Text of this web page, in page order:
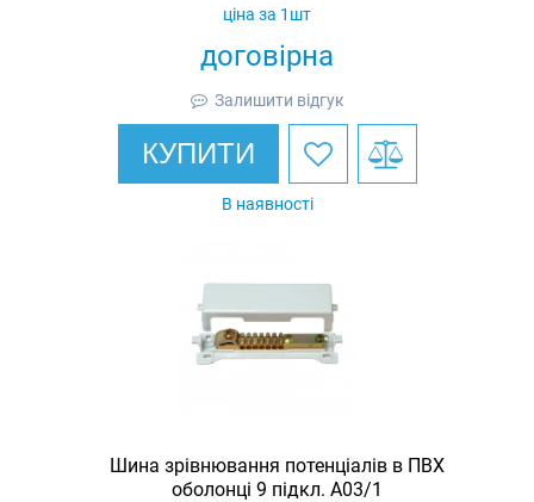
договірна
ціна за 1шт
Залишити відгук
КУПИТИ
В наявності
Шина зрівнювання потенціалів в ПВХ
оболонці 9 підкл. A03/1